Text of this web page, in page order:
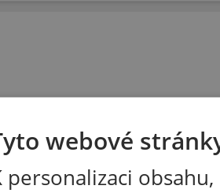
webové
personalizaci